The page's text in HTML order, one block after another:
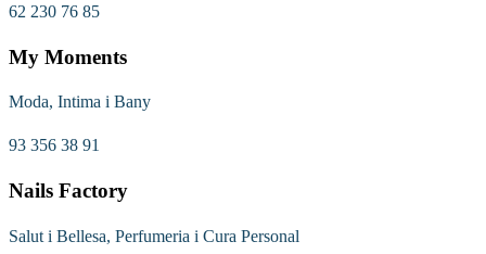
62 230 76 85
My Moments
Moda, Intima i Bany
93 356 38 91
Nails Factory
Salut i Bellesa, Perfumeria i Cura Personal